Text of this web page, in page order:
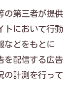
の第三者が提供
トにおいて行動
などをもとに
を配信する広告
の計測を行って